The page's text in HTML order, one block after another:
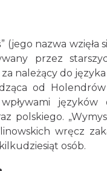
(jego nazwa
przez
należący do
od
języków
polskiego.
wręcz
osób.